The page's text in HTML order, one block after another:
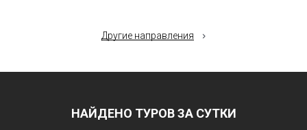
Другие направления
НАЙДЕНО ТУРОВ ЗА СУТКИ